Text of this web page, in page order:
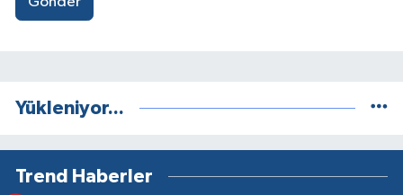
Yükleniyor...
Trend Haberler